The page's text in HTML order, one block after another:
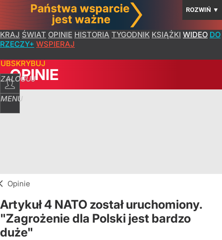
ROZWIŃ ▼
KRAJ ŚWIAT OPINIE HISTORIA TYGODNIK KSIĄŻKI WIDEO DO
RZECZY+ WSPIERAJ
ZALOGUJ
MENU
OPINIE
Opinie
Artykuł 4 NATO został uruchomiony.
"Zagrożenie dla Polski jest bardzo
duże"